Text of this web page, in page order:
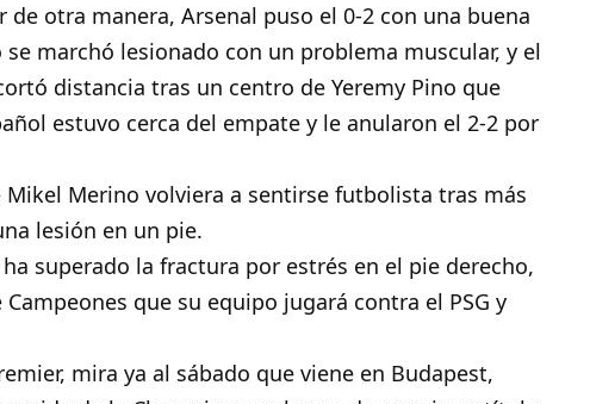
otra manera, Arsenal puso el 0-2 con una buena
marchó lesionado con un problema muscular, y el
distancia tras un centro de Yeremy Pino que
estuvo cerca del empate y le anularon el 2-2 por
Merino volviera a sentirse futbolista tras más
lesión en un pie.
superado la fractura por estrés en el pie derecho,
que su equipo jugará contra el PSG y
mira ya al sábado que viene en Budapest,